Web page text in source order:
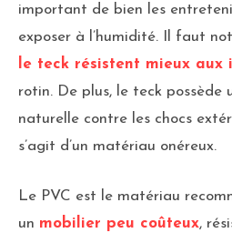
important de bien les
exposer à l’humidité. Il faut
le teck résistent mieux aux
rotin. De plus, le teck possède
naturelle contre les chocs
s’agit d’un matériau onéreux.
Le PVC est le matériau
un mobilier peu coûteux,